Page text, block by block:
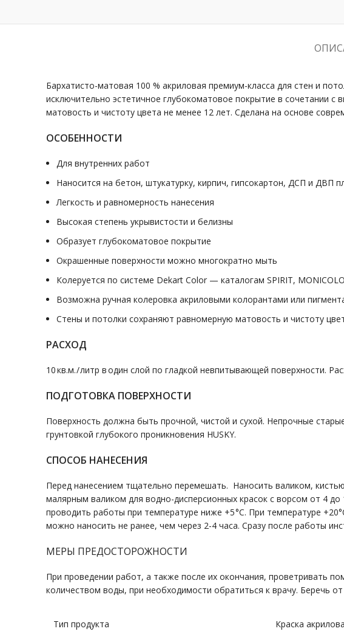
Бархатисто-матовая 100 % акриловая премиум-класса для стен и
исключительно эстетичное глубокоматовое покрытие в сочетании
матовость и чистоту цвета не менее 12 лет. Сделана на основе
ОСОБЕННОСТИ
Для внутренних работ
Наносится на бетон, штукатурку, кирпич, гипсокартон, ДСП и ДВП
Легкость и равномерность нанесения
Высокая степень укрывистости и белизны
Образует глубокоматовое покрытие
Окрашенные поверхности можно многократно мыть
Колеруется по системе Dekart Color — каталогам SPIRIT,
Возможна ручная колеровка акриловыми колорантами или
Стены и потолки сохраняют равномерную матовость и чистоту
РАСХОД
10 кв.м. / литр в один слой по гладкой невпитывающей поверхности.
ПОДГОТОВКА ПОВЕРХНОСТИ
Поверхность должна быть прочной, чистой и сухой. Непрочные
грунтовкой глубокого проникновения HUSKY.
СПОСОБ НАНЕСЕНИЯ
Перед нанесением тщательно перемешать. Наносить валиком,
малярным валиком для водно-дисперсионных красок с ворсом от 4
проводить работы при температуре ниже +5 °С. При температуре
можно наносить не ранее, чем через 2-4 часа. Сразу после работы
МЕРЫ ПРЕДОСТОРОЖНОСТИ
При проведении работ, а также после их окончания, проветривать
количеством воды, при ­необходимости обратиться к врачу. Беречь от
Тип продукта Краска